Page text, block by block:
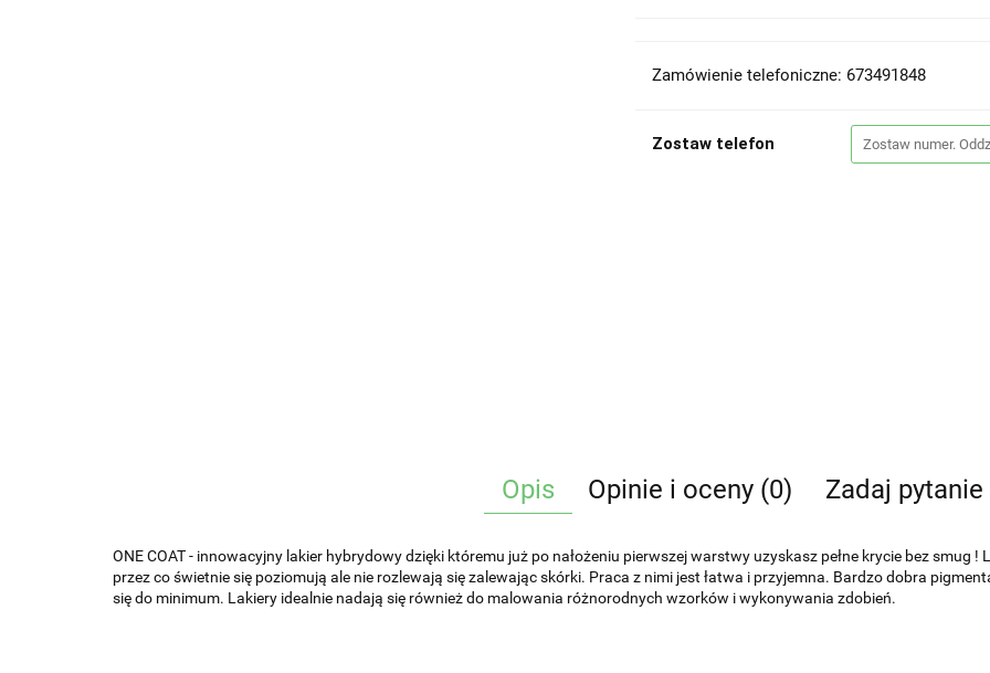
Zamówienie telefoniczne: 673491848
Zostaw telefon
Opis Opinie i oceny (0) Zadaj pytanie
ONE COAT - innowacyjny lakier hybrydowy dzięki któremu już po nałożeniu pierwszej warstwy uzyskasz pełne krycie bez smug
przez co świetnie się poziomują ale nie rozlewają się zalewając skórki. Praca z nimi jest łatwa i przyjemna. Bardzo dobra
się do minimum. Lakiery idealnie nadają się również do malowania różnorodnych wzorków i wykonywania zdobień.